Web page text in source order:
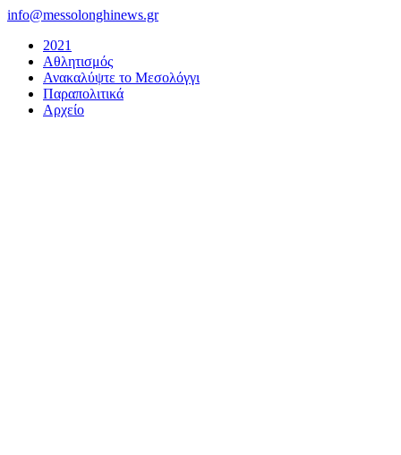
Μετάβαση
περιεχόμενο
info@messolonghinews.gr
2021
Αθλητισμός
Ανακαλύψτε το Μεσολόγγι
Παραπολιτικά
Αρχείο